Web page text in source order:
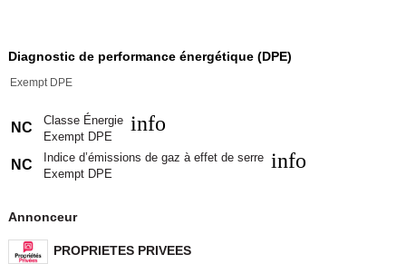
Diagnostic de performance énergétique (DPE)
Exempt DPE
NC
Classe Énergie
Exempt DPE
info
NC
Indice d’émissions de gaz à effet de serre
Exempt DPE
info
Annonceur
PROPRIETES PRIVEES